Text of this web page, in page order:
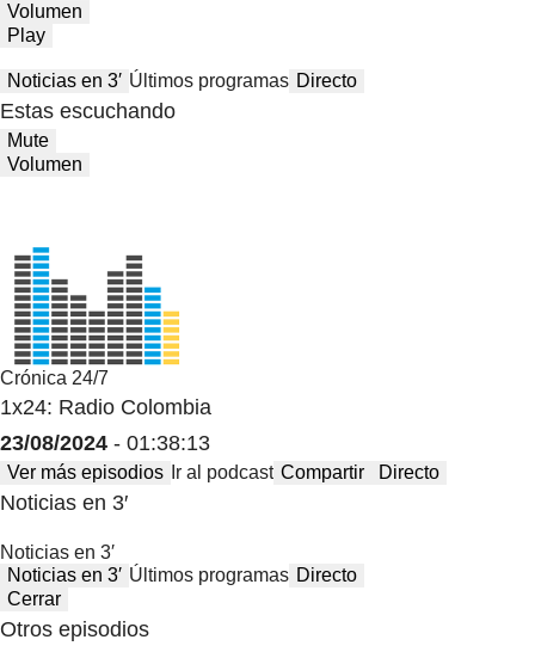
Volumen
Play
Noticias en 3′ Últimos programas Directo
Estas escuchando
Mute
Volumen
Crónica 24/7
1x24: Radio Colombia
23/08/2024 - 01:38:13
Ver más episodios Ir al podcast Compartir Directo
Noticias en 3′
Noticias en 3′
Noticias en 3′ Últimos programas Directo
Cerrar
Otros episodios